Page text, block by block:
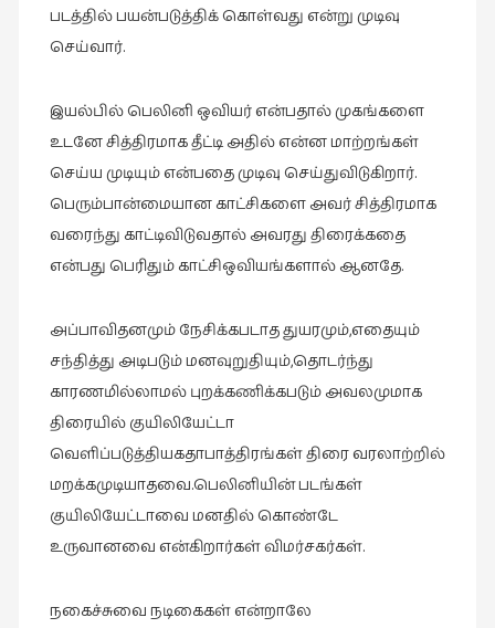
படத்தில் பயன்படுத்திக் கொள்வது என்று முடிவு
செய்வார்.
இயல்பில் பெலினி ஒவியர் என்பதால் முகங்களை
உடனே சித்திரமாக தீட்டி அதில் என்ன மாற்றங்கள்
செய்ய முடியும் என்பதை முடிவு செய்துவிடுகிறார்.
பெரும்பான்மையான காட்சிகளை அவர் சித்திரமாக
வரைந்து காட்டிவிடுவதால் அவரது திரைக்கதை
என்பது பெரிதும் காட்சிஒவியங்களால் ஆனதே.
அப்பாவிதனமும் நேசிக்கபடாத துயரமும்,எதையும்
சந்தித்து அடிபடும் மனவுறுதியும்,தொடர்ந்து
காரணமில்லாமல் புறக்கணிக்கபடும் அவலமுமாக
திரையில் குயிலியேட்டா
வெளிப்படுத்தியகதாபாத்திரங்கள் திரை வரலாற்றில்
மறக்கமுடியாதவை.பெலினியின் படங்கள்
குயிலியேட்டாவை மனதில் கொண்டே
உருவானவை என்கிறார்கள் விமர்சகர்கள்.
நகைச்சுவை நடிகைகள் என்றாலே